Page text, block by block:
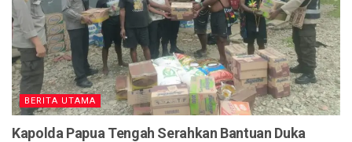
BERITA UTAMA
Kapolda Papua Tengah Serahkan Bantuan Duka